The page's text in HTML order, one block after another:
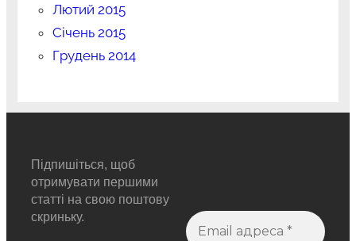
Лютий 2015
Січень 2015
Грудень 2014
Підпишіться, щоб
отримувати першими
статті на свою поштову
скриньку.